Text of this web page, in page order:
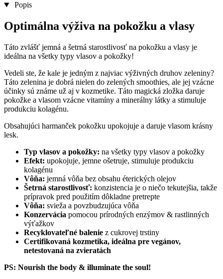
Popis
Optimálna výživa na pokožku a vlasy
Táto zvlášť jemná a šetrná starostlivosť na pokožku a vlasy je
ideálna na všetky typy vlasov a pokožky!
Vedeli ste, že kale je jedným z najviac výživných druhov zeleniny?
Táto zelenina je dobrá nielen do zelených smoothies, ale jej vzácne
účinky sú známe už aj v kozmetike. Táto magická zložka daruje
pokožke a vlasom vzácne vitamíny a minerálny látky a stimuluje
produkciu kolagénu.
Obsahujúci harmanček pokožku upokojuje a daruje vlasom krásny
lesk.
Typ vlasov a pokožky: na všetky typy vlasov a pokožky
Efekt: upokojuje, jemne ošetruje, stimuluje produkciu
kolagénu
Vôňa: jemná vôňa bez obsahu éterických olejov
Šetrná starostlivosť: konzistencia je o niečo tekutejšia, takže
prípravok pred použitím dôkladne pretrepte
Vôňa: svieža a povzbudzujúca vôňa
Konzervácia pomocou prírodných enzýmov & rastlinných
výťažkov
Recyklovateľné balenie z cukrovej trstiny
Certifikovaná kozmetika, ideálna pre vegánov,
netestovaná na zvieratách
PS: Nourish the body & illuminate the soul!